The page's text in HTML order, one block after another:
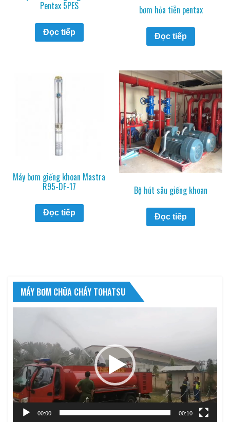
Pentax 5PES
Đọc tiếp
bơm hỏa tiễn pentax
Đọc tiếp
Máy bơm giếng khoan Mastra
R95-DF-17
Đọc tiếp
Bộ hút sâu giếng khoan
Đọc tiếp
MÁY BƠM CHỮA CHÁY TOHATSU
Video
00:00 00:10